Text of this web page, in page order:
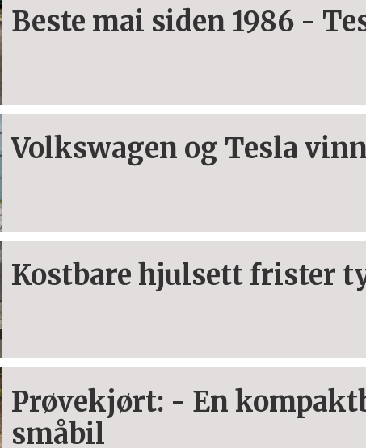
Beste mai siden 1986 -
Volkswagen og Tesla
Kostbare hjulsett frister
Prøvekjørt: - En
småbil